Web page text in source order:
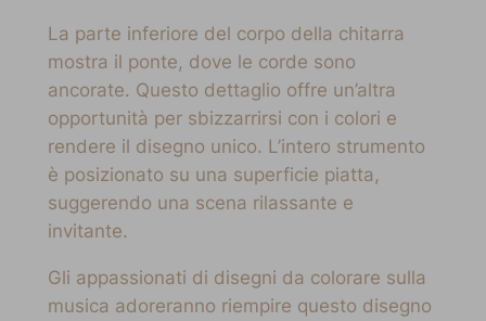
La parte inferiore del corpo della chitarra
mostra il ponte, dove le corde sono
ancorate. Questo dettaglio offre un’altra
opportunità per sbizzarrirsi con i colori e
rendere il disegno unico. L’intero strumento
è posizionato su una superficie piatta,
suggerendo una scena rilassante e
invitante.
Gli appassionati di disegni da colorare sulla
musica adoreranno riempire questo disegno